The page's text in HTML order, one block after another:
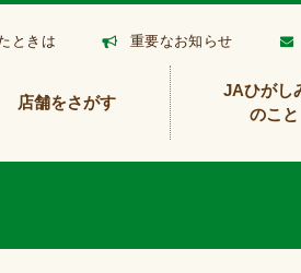
ときは 重要なお知らせ
店舗をさがす
JAひがし
のこと